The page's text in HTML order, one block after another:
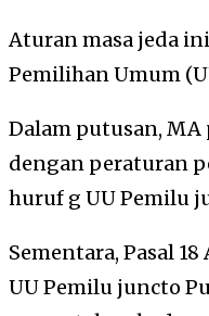
Aturan masa jeda
Pemilihan Umum
Dalam putusan, MA
dengan peraturan
huruf g UU Pemilu
Sementara, Pasal
UU Pemilu juncto